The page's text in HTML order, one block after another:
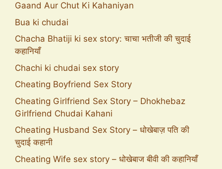
Gaand Aur Chut Ki Kahaniyan
Bua ki chudai
Chacha Bhatiji ki sex story: चाचा भतीजी की चुदाई
कहानियाँ
Chachi ki chudai sex story
Cheating Boyfriend Sex Story
Cheating Girlfriend Sex Story – Dhokhebaz
Girlfriend Chudai Kahani
Cheating Husband Sex Story – धोखेबाज़ पति की
चुदाई कहानी
Cheating Wife sex story – धोखेबाज बीवी की कहानियाँ